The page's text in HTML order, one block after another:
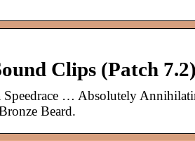
Clips (Patch 7.2)
Speedrace … Absolutely
Beard.